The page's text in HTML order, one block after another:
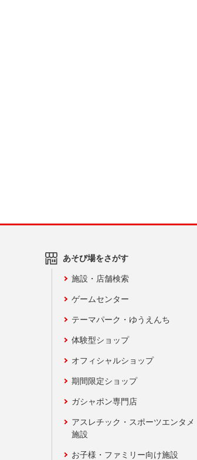
あそび場をさがす
施設・店舗検索
ゲームセンター
テーマパーク・ゆうえんち
体験型ショップ
オフィシャルショップ
期間限定ショップ
ガシャポン専門店
アスレチック・スポーツエンタメ
施設
お子様・ファミリー向け施設